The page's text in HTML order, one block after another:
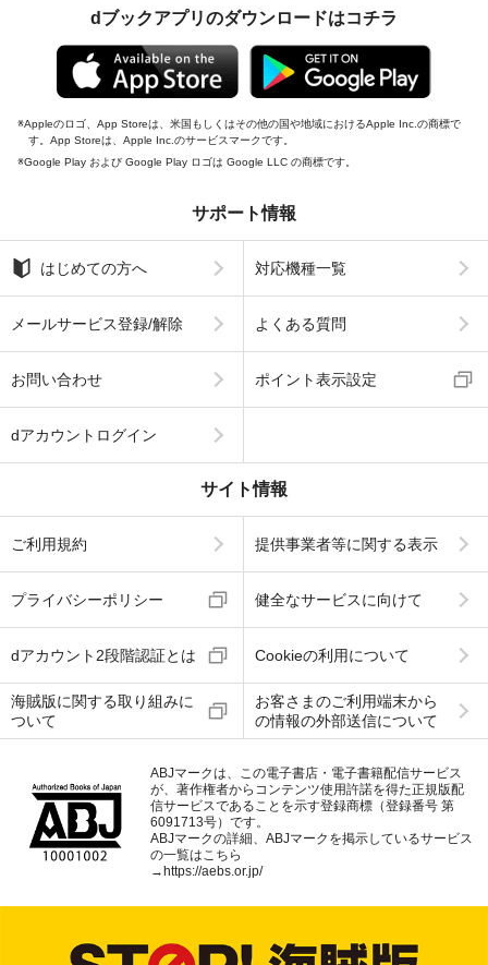
dブックアプリのダウンロードはコチラ
Appleのロゴ、App Storeは、米国もしくはその他の国や地域におけるApple Inc.の商標で
す。App Storeは、Apple Inc.のサービスマークです。
Google Play および Google Play ロゴは Google LLC の商標です。
サポート情報
はじめての方へ 対応機種一覧
メールサービス登録/解除 よくある質問
お問い合わせ ポイント表示設定
dアカウントログイン
サイト情報
ご利用規約 提供事業者等に関する表示
プライバシーポリシー 健全なサービスに向けて
dアカウント2段階認証とは Cookieの利用について
海賊版に関する取り組みに
ついて
お客さまのご利用端末から
の情報の外部送信について
ABJマークは、この電子書店・電子書籍配信サービス
が、著作権者からコンテンツ使用許諾を得た正規版配
信サービスであることを示す登録商標（登録番号 第
6091713号）です。
ABJマークの詳細、ABJマークを掲示しているサービス
の一覧はこちら
→ https://aebs.or.jp/